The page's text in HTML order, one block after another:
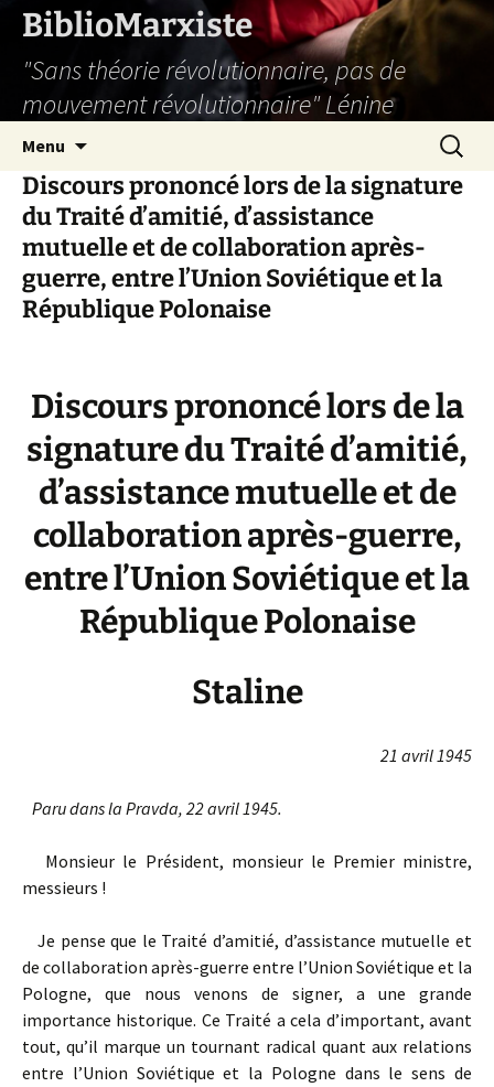
Aller
contenu
BiblioMarxiste
"Sans théorie révolutionnaire, pas de
mouvement révolutionnaire" Lénine
Menu
Discours prononcé lors de la signature
du Traité d’amitié, d’assistance
mutuelle et de collaboration après-
guerre, entre l’Union Soviétique et la
République Polonaise
Discours prononcé lors de la
signature du Traité d’amitié,
d’assistance mutuelle et de
collaboration après-guerre,
entre l’Union Soviétique et la
République Polonaise
Staline
21 avril 1945
Paru dans la Pravda, 22 avril 1945.
Monsieur le Président, monsieur le Premier ministre,
messieurs !
Je pense que le Traité d’amitié, d’assistance mutuelle et
de collaboration après-guerre entre l’Union Soviétique et la
Pologne, que nous venons de signer, a une grande
importance historique. Ce Traité a cela d’important, avant
tout, qu’il marque un tournant radical quant aux relations
entre l’Union Soviétique et la Pologne dans le sens de